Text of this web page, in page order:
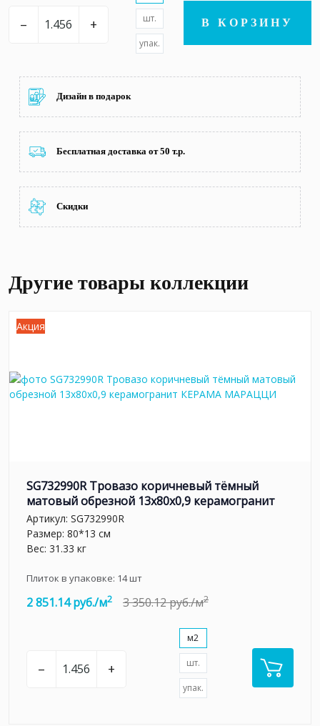
– + шт.
упак.
В КОРЗИНУ
Дизайн в подарок
Бесплатная доставка от 50 т.р.
Скидки
Другие товары коллекции
Акция
SG732990R Тровазо коричневый тёмный
матовый обрезной 13x80x0,9 керамогранит
Артикул: SG732990R
Размер: 80*13 см
Вес: 31.33 кг
Плиток в упаковке: 14шт
2 851.14 руб./м2 3 350.12 руб./м2
– +
м2
шт.
упак.